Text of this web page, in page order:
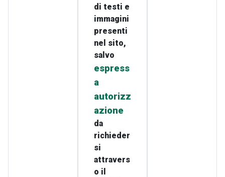
di testi e
immagini
presenti
nel sito,
salvo
espress
a
autorizz
azione
da
richieder
si
attravers
o il